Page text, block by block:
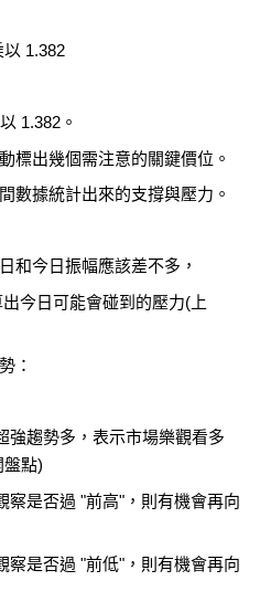
1.382
1.382。
標出幾個需注意的關鍵價位。
數據統計出來的支撐與壓力。
和今日振幅應該差不多，
今日可能會碰到的壓力(上
：
強趨勢多，表示市場樂觀看多
盤點)
察是否過 "前高"，則有機會再向
察是否過 "前低"，則有機會再向